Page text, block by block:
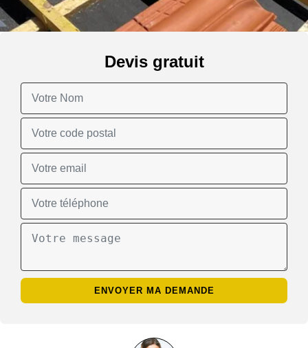
Devis gratuit